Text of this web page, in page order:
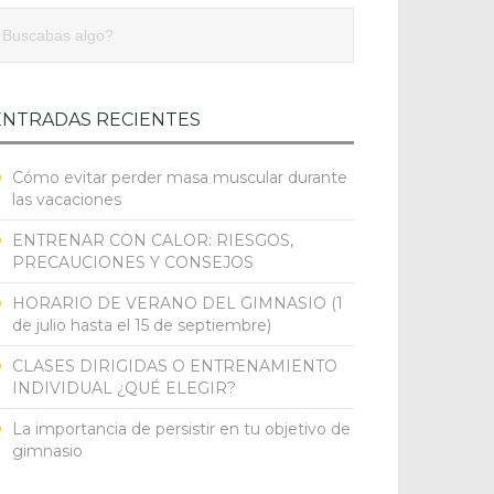
RECIENTES
Cómo evitar perder masa muscular durante
las vacaciones
ENTRENAR CON CALOR: RIESGOS,
PRECAUCIONES Y CONSEJOS
HORARIO DE VERANO DEL GIMNASIO (1
de julio hasta el 15 de septiembre)
CLASES DIRIGIDAS O ENTRENAMIENTO
INDIVIDUAL ¿QUÉ ELEGIR?
La importancia de persistir en tu objetivo de
gimnasio